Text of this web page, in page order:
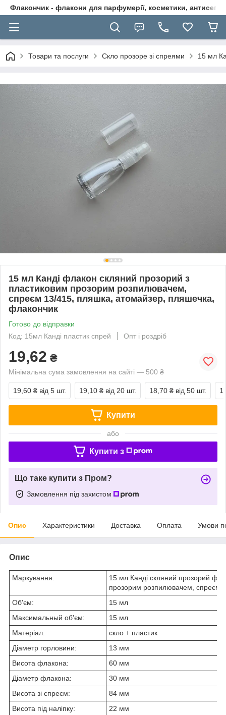
Флакончик - флакони для парфумерії, косметики,
Товари та послуги Скло прозоре зі спреями 15 мл
15 мл Канді флакон скляний прозорий з
пластиковим прозорим розпилювачем,
спреєм 13/415, пляшка, атомайзер, пляшечка,
флакончик
Готово до відправки
Код: 15мл Канді пластик спрей
Опт і роздріб
19,62 ₴
Мінімальна сума замовлення на сайті — 500 ₴
19,60 ₴ від 5 шт. 19,10 ₴ від 20 шт. 18,70 ₴ від 50 шт.
Купити
або
Купити з
Що таке купити з Пром?
Замовлення під захистом
Опис Характеристики Доставка Оплата Умови
Опис
Маркування:
15 мл Канді скляний прозорий
прозорим розпилювачем, спреєм
Об'єм:
15 мл
Максимальный об'єм:
15 мл
Матеріал:
скло + пластик
Діаметр горловини:
13 мм
Висота флакона:
60 мм
Діаметр флакона:
30 мм
Висота зі спреєм:
84 мм
Висота під наліпку:
22 мм